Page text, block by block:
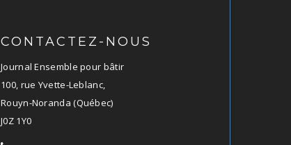
CONTACTEZ-NOUS
Journal Ensemble pour bâtir
100, rue Yvette-Leblanc,
Rouyn-Noranda (Québec)
J0Z 1Y0